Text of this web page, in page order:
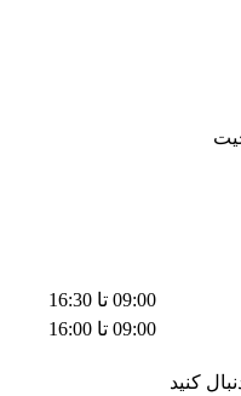
09:00 تا 16:30
09:00 تا 16:00
کنید